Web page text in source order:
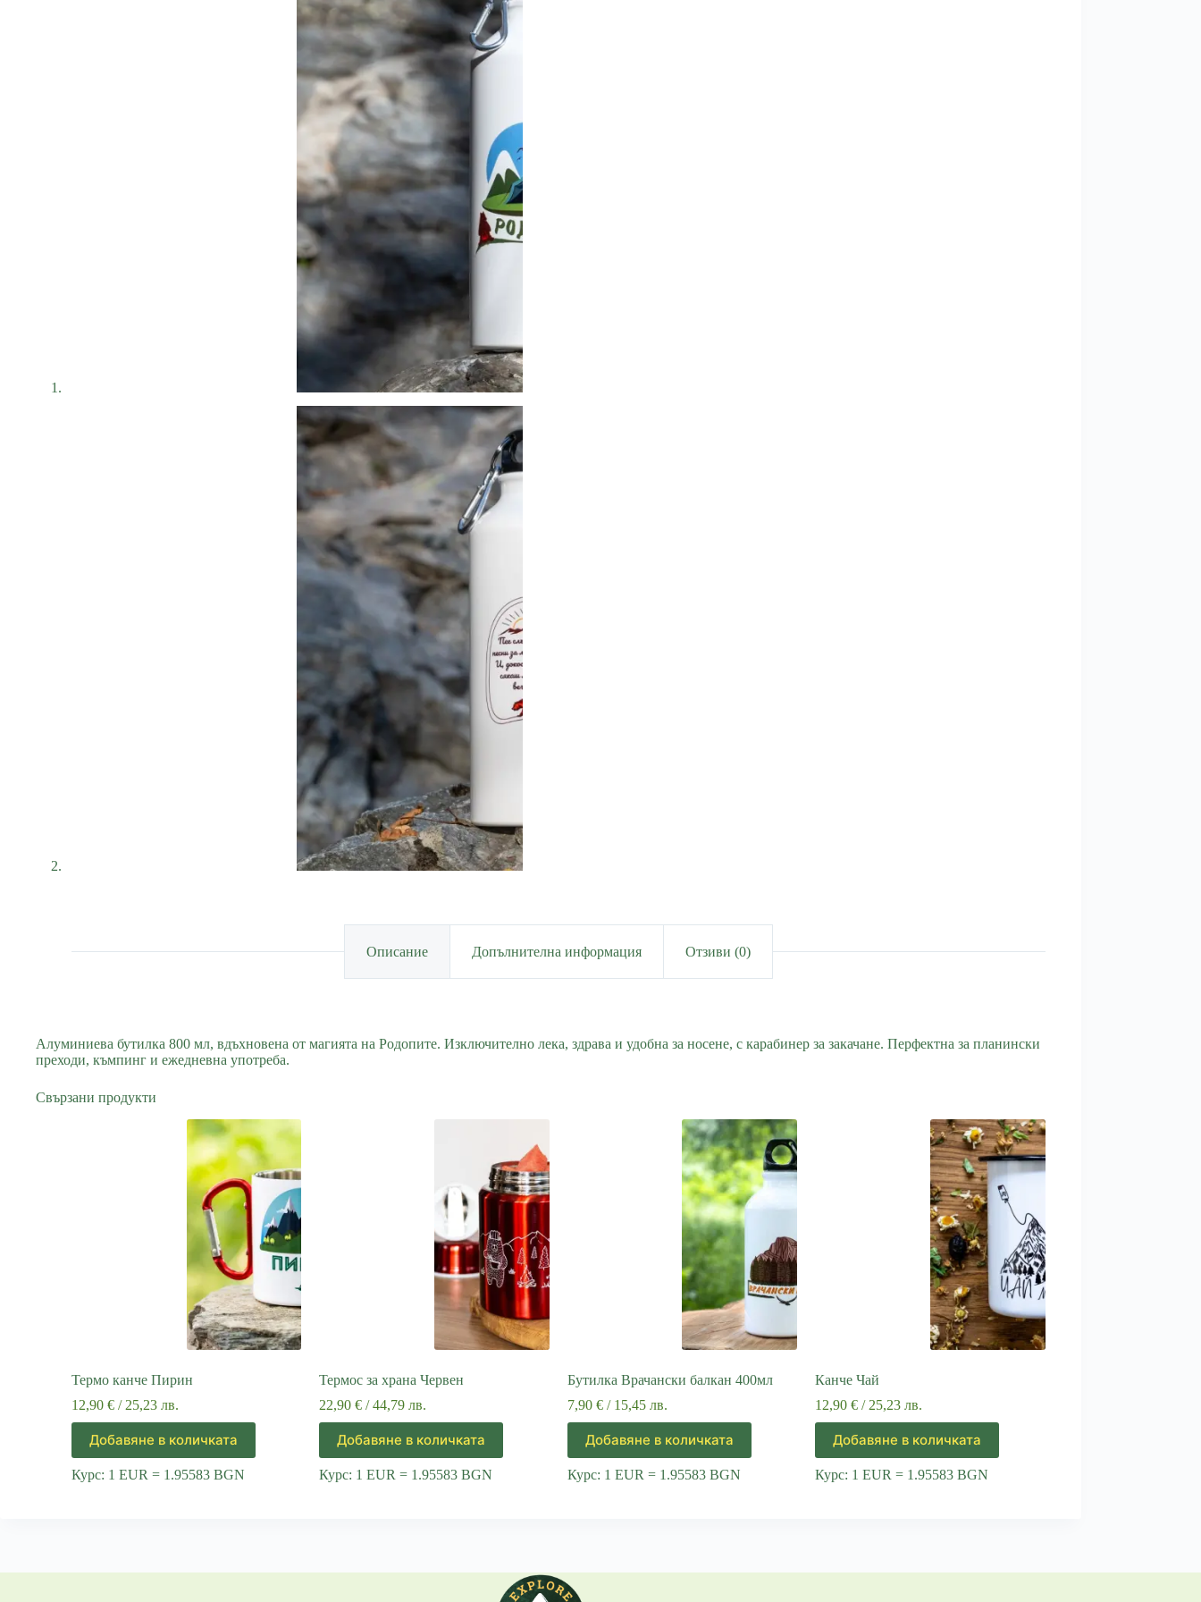
Описание Допълнителна информация Отзиви (0)
Алуминиева бутилка 800 мл, вдъхновена от магията на Родопите. Изключително лека, здрава и удобна за носене, с карабинер за закачане. Перфектна за планински
преходи, къмпинг и ежедневна употреба.
Свързани продукти
Термо канче Пирин
12,90 € / 25,23 лв.
Добавяне в количката
Курс: 1 EUR = 1.95583 BGN
Термос за храна Червен
22,90€ / 44,79 лв.
Добавяне в количката
Курс: 1 EUR = 1.95583 BGN
Бутилка Врачански балкан 400мл
7,90 €/ 15,45 лв.
Добавяне в количката
Курс: 1 EUR = 1.95583 BGN
Канче Чай
12,90€ / 25,23 лв.
Добавяне в количката
Курс: 1 EUR = 1.95583 BGN